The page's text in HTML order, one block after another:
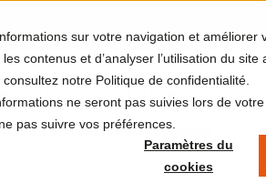
sur votre navigation et
contenus et d’analyser l’utilisation du
notre Politique de confidentialité.
ne seront pas suivies lors de
pas suivre vos préférences.
Paramètres du
cookies